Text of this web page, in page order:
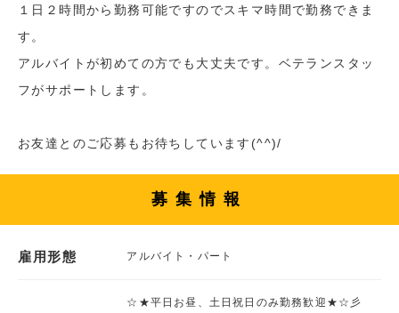
１日２時間から勤務可能ですのでスキマ時間で勤務できま
す。
アルバイトが初めての方でも大丈夫です。ベテランスタッ
フがサポートします。
お友達とのご応募もお待ちしています(^^)/
募集情報
雇用形態 アルバイト・パート
☆★平日お昼、土日祝日のみ勤務歓迎★☆彡